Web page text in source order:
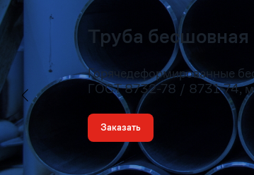
Труба
Горячедеформированные
ГОСТ 8732-78 / 8731-74,
Заказать